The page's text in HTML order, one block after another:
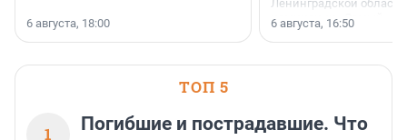
6 августа, 18:00
Ленинградской области
номинации «Самый
застройщик
области».
6 августа, 16:50
ТОП 5
1
Погибшие и пострадавшие. Что